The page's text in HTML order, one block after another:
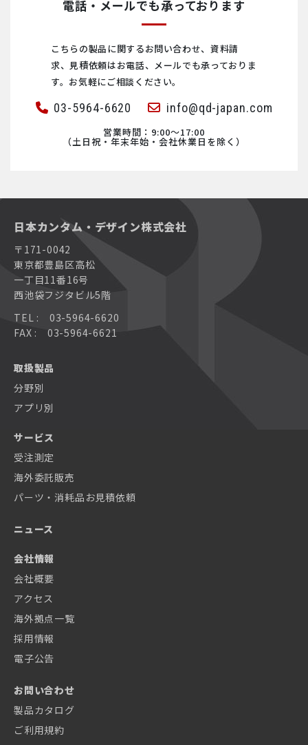
電話・メールでも承っております
こちらの製品に関するお問い合わせ、資料請
求、見積依頼はお電話、メールでも承っておりま
す。お気軽にご相談ください。
03-5964-6620 info@qd-japan.com
営業時間：9:00〜17:00
（土日祝・年末年始・会社休業日を除く）
取扱製品
分野別
アプリ別
サービス
受注測定
海外委託販売
パーツ・消耗品お見積依頼
ニュース
会社情報
会社概要
アクセス
海外拠点一覧
採用情報
電子公告
お問い合わせ
製品カタログ
ご利用規約
日本カンタム・デザイン株式会社
〒171-0042
東京都豊島区高松
一丁目11番16号
西池袋フジタビル5階
TEL : 03-5964-6620
FAX : 03-5964-6621